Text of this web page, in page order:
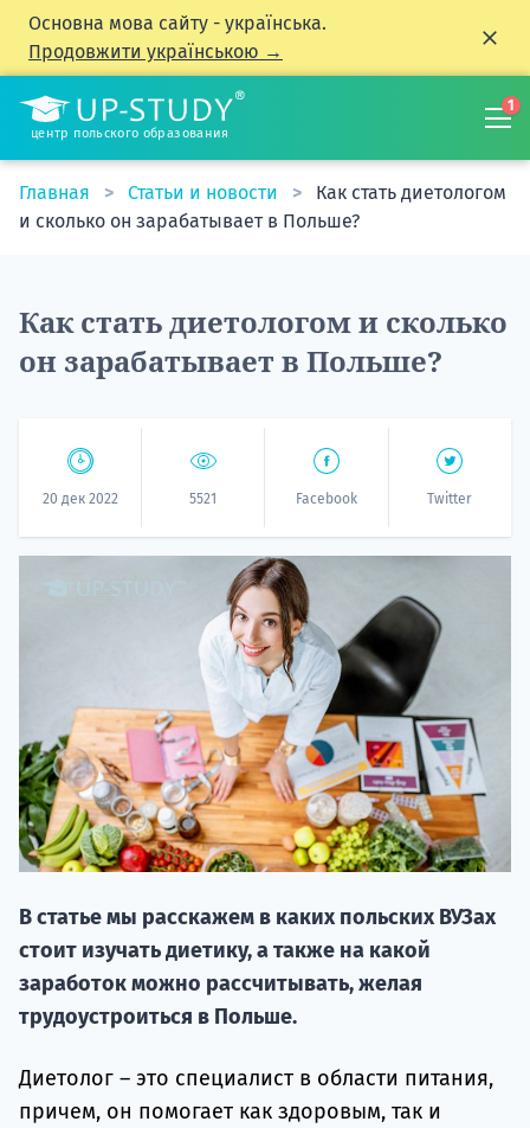
Основна мова сайту - українська.
Продовжити українською →
центр польского образования
1
Главная Статьи и новости
Как стать диетологом
и сколько он зарабатывает в Польше?
Как стать диетологом и сколько
он зарабатывает в Польше?
20 дек 2022 5521 Facebook Twitter
В статье мы расскажем в каких польских ВУЗах
стоит изучать диетику, а также на какой
заработок можно рассчитывать, желая
трудоустроиться в Польше.
Диетолог – это специалист в области питания,
причем, он помогает как здоровым, так и
НАБОР